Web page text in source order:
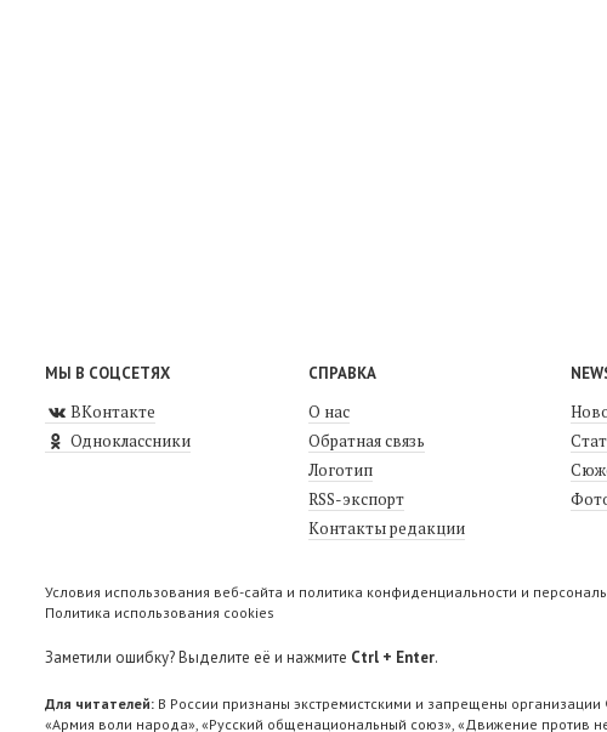
МЫ В СОЦСЕТЯХ
ВКонтакте
Одноклассники
СПРАВКА
О нас
Обратная связь
Логотип
RSS-экспорт
Контакты редакции
Условия использования веб-сайта и политика конфиденциальности и
Политика использования cookies
Заметили ошибку? Выделите её и нажмите Ctrl + Enter.
Для читателей: В России признаны экстремистскими и запрещены
«Армия воли народа», «Русский общенациональный союз», «Движение против